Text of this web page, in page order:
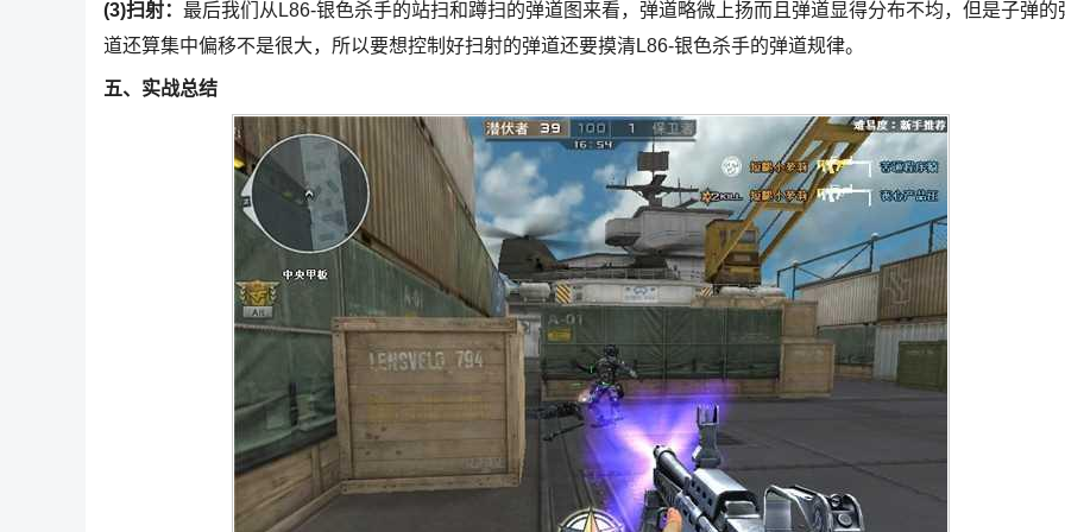
(3)扫射： 最后我们从L86-银色杀手的站扫和蹲扫的弹道图来看，弹道略微上扬而且弹道显得分布不均，但是子弹的
道还算集中偏移不是很大，所以要想控制好扫射的弹道还要摸清L86-银色杀手的弹道规律。
五、实战总结